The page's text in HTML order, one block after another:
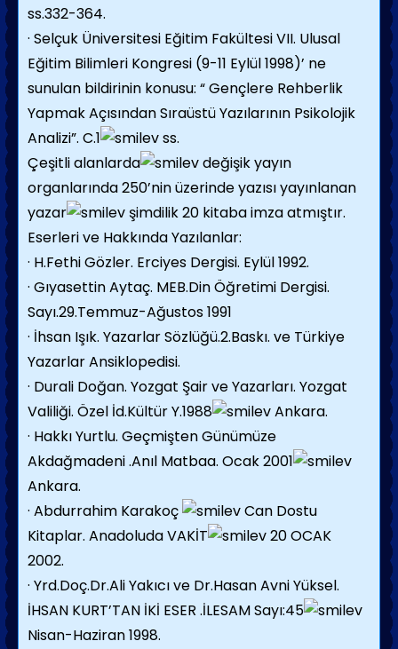
ss.332-364.
· Selçuk Üniversitesi Eğitim Fakültesi VII. Ulusal
Eğitim Bilimleri Kongresi (9-11 Eylül 1998)’ ne
sunulan bildirinin konusu: “ Gençlere Rehberlik
Yapmak Açısından Sıraüstü Yazılarının Psikolojik
Analizi”. C.1
ss.
Çeşitli alanlarda
değişik yayın
organlarında 250’nin üzerinde yazısı yayınlanan
yazar
şimdilik 20 kitaba imza atmıştır.
Eserleri ve Hakkında Yazılanlar:
· H.Fethi Gözler. Erciyes Dergisi. Eylül 1992.
· Gıyasettin Aytaç. MEB.Din Öğretimi Dergisi.
Sayı.29.Temmuz-Ağustos 1991
· İhsan Işık. Yazarlar Sözlüğü.2.Baskı. ve Türkiye
Yazarlar Ansiklopedisi.
· Durali Doğan. Yozgat Şair ve Yazarları. Yozgat
Valiliği. Özel İd.Kültür Y.1988
Ankara.
· Hakkı Yurtlu. Geçmişten Günümüze
Akdağmadeni .Anıl Matbaa. Ocak 2001
Ankara.
· Abdurrahim Karakoç
Can Dostu
Kitaplar. Anadoluda VAKİT
20 OCAK
2002.
· Yrd.Doç.Dr.Ali Yakıcı ve Dr.Hasan Avni Yüksel.
İHSAN KURT’TAN İKİ ESER .İLESAM Sayı:45
Nisan-Haziran 1998.